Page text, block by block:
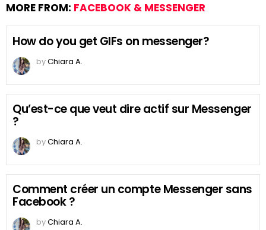
MORE FROM: FACEBOOK & MESSENGER
How do you get GIFs on messenger?
byChiara A.
Qu’est-ce que veut dire actif sur Messenger
?
byChiara A.
Comment créer un compte Messenger sans
Facebook ?
byChiara A.